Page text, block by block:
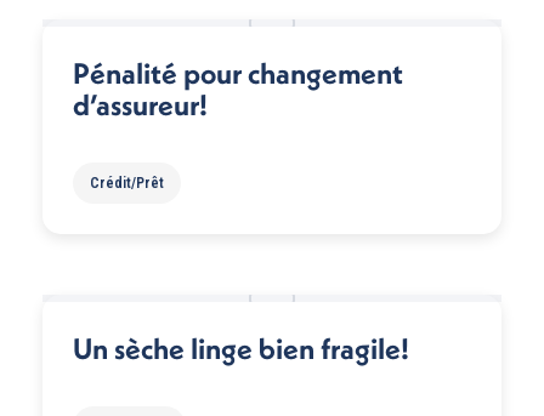
Pénalité pour changement
d’assureur!
Crédit/Prêt
Un sèche linge bien fragile!